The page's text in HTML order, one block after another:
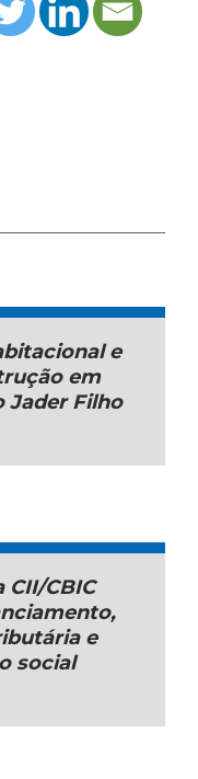
e
em
Jader Filho
CII/CBIC
e
social